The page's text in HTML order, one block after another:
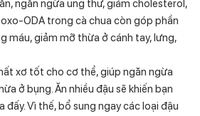
ngăn ngừa ung thư, giảm cholesterol,
ODA trong cà chua còn góp phần
máu, giảm mỡ thừa ở cánh tay, lưng,
xơ tốt cho cơ thể, giúp ngăn ngừa
ở bụng. Ăn nhiều đậu sẽ khiến bạn
đấy. Vì thế, bổ sung ngay các loại đậu